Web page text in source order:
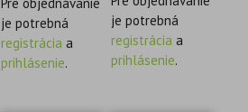
je potrebná
registrácia a
prihlásenie.
je potrebná
registrácia a
prihlásenie.